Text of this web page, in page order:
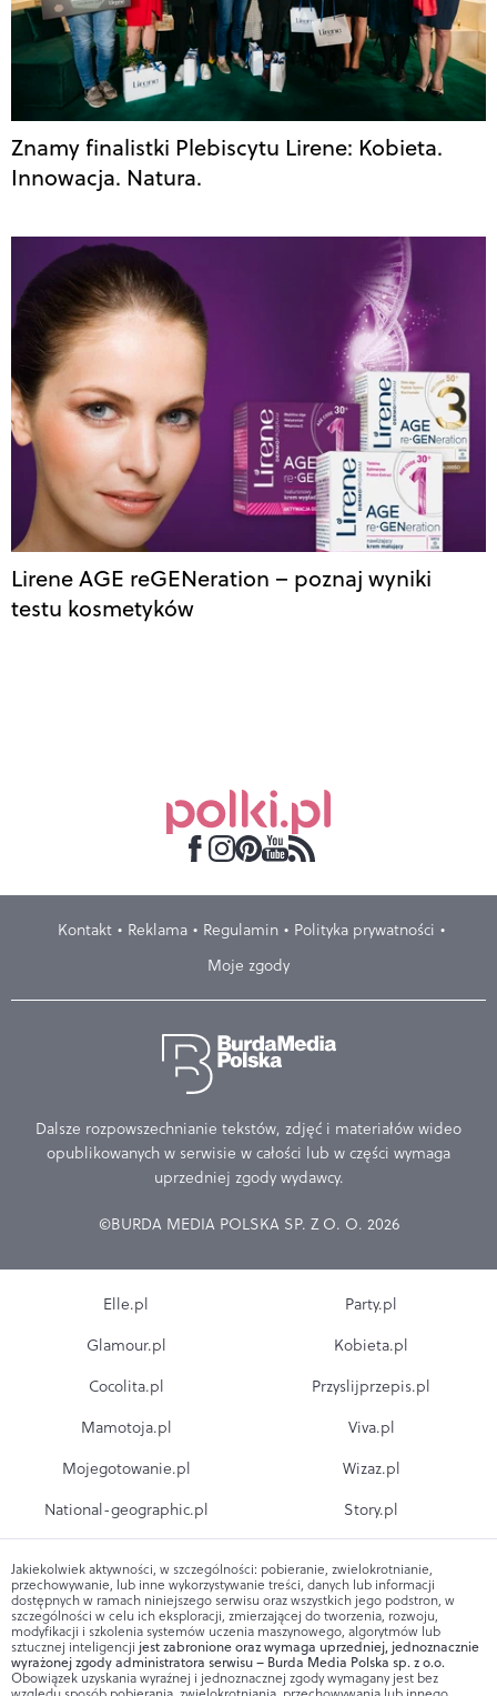
Znamy finalistki Plebiscytu Lirene: Kobieta.
Innowacja. Natura.
Lirene AGE reGENeration – poznaj wyniki
testu kosmetyków
Kontakt Reklama Regulamin
Polityka prywatności
Moje zgody
Dalsze rozpowszechnianie tekstów, zdjęć i materiałów wideo
opublikowanych w serwisie w całości lub w części wymaga
uprzedniej zgody wydawcy.
©BURDA MEDIA POLSKA SP. Z O. O. 2026
Elle.pl
Glamour.pl
Cocolita.pl
Mamotoja.pl
Mojegotowanie.pl
National-geographic.pl
Party.pl
Kobieta.pl
Przyslijprzepis.pl
Viva.pl
Wizaz.pl
Story.pl
Jakiekolwiek aktywności, w szczególności: pobieranie, zwielokrotnianie,
przechowywanie, lub inne wykorzystywanie treści, danych lub informacji
dostępnych w ramach niniejszego serwisu oraz wszystkich jego podstron, w
szczególności w celu ich eksploracji, zmierzającej do tworzenia, rozwoju,
modyfikacji i szkolenia systemów uczenia maszynowego, algorytmów lub
sztucznej inteligencji jest zabronione oraz wymaga uprzedniej, jednoznacznie
wyrażonej zgody administratora serwisu – Burda Media Polska sp. z o.o.
Obowiązek uzyskania wyraźnej i jednoznacznej zgody wymagany jest bez